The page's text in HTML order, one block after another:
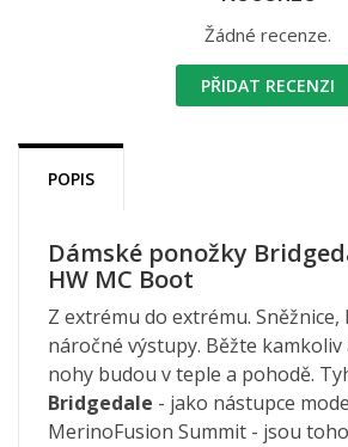
Žádné recenze.
PŘIDAT RECENZI
POPIS
Dámské ponožky
HW MC Boot
Z extrému do extrému.
náročné výstupy. Běžte kamkoliv
nohy budou v teple a pohodě.
Bridgedale - jako nástupce
MerinoFusion Summit - jsou